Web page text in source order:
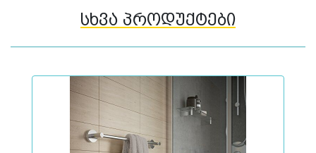
სხვა პროდუქტები